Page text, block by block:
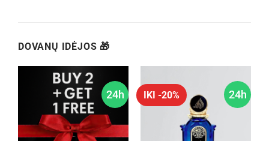
DOVANŲ IDĖJOS 🎁
24h 24h
IKI -20%